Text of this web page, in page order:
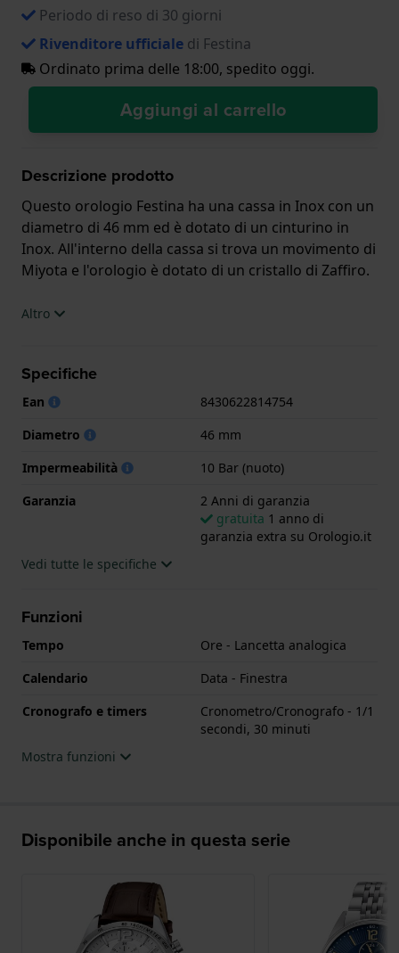
Periodo di reso di 30 giorni
Rivenditore ufficiale di Festina
Ordinato prima delle 18:00, spedito oggi.
Aggiungi al carrello
Descrizione prodotto
Questo orologio Festina ha una cassa in Inox con un
diametro di 46 mm ed è dotato di un cinturino in
Inox. All'interno della cassa si trova un movimento di
Miyota e l'orologio è dotato di un cristallo di Zaffiro.
L'orologio è impermeabile a 10ATM. Questo significa
.
Altro
Specifiche
Ean
8430622814754
Diametro
46 mm
Impermeabilità
10 Bar (nuoto)
Garanzia
2 Anni di garanzia
gratuita 1 anno di
garanzia extra su Orologio.it
Vedi tutte le specifiche
Funzioni
Tempo
Ore - Lancetta analogica
Calendario
Data - Finestra
Cronografo e timers
Cronometro/Cronografo - 1/1
secondi, 30 minuti
Mostra funzioni
Disponibile anche in questa serie